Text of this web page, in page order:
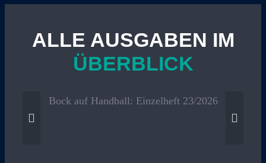
ALLE AUSGABEN IM
ÜBERBLICK
Bock auf Handball: Einzelheft 23/2026